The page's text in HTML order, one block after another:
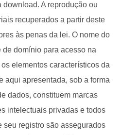
A reprodução ou
recuperados a partir deste
às penas da lei. O nome do
domínio para acesso na
elementos característicos da
aqui apresentada, sob a forma
dados, constituem marcas
intelectuais privadas e todos
seu registro são assegurados